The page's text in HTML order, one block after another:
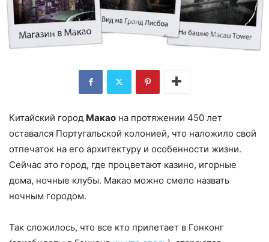
Китайский город Макао на протяжении 450 лет
оставался Португальской колонией, что наложило свой
отпечаток на его архитектуру и особенности жизни.
Сейчас это город, где процветают казино, игорные
дома, ночные клубы. Макао можно смело назвать
ночным городом.
Так сложилось, что все кто прилетает в Гонконг